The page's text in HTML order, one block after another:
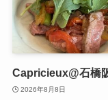
Capricieux@石橋
2026年8月8日